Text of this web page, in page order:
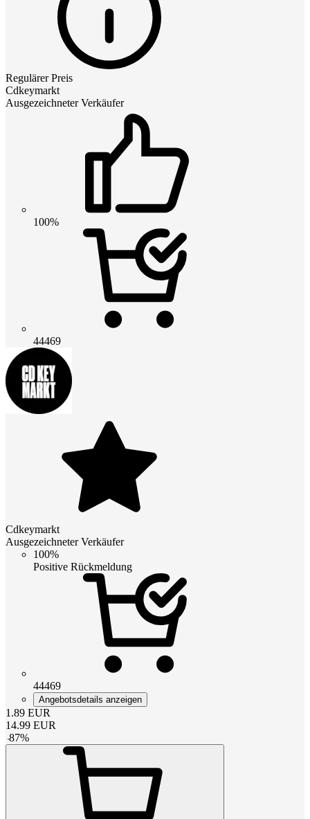
Regulärer Preis
Cdkeymarkt
Ausgezeichneter Verkäufer
100%
44469
Cdkeymarkt
Ausgezeichneter Verkäufer
100%
Positive Rückmeldung
44469
Angebotsdetails anzeigen
1.89 EUR
14.99 EUR
-87%